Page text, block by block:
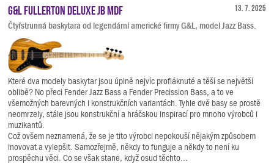
13. 7. 2025
G&L Fullerton Deluxe JB MDF
Čtyřstrunná baskytara od legendární americké firmy G&L, model Jazz Bass.
Které dva modely baskytar jsou úplně nejvíc profláknuté a těší se největší
oblibě? No přeci Fender Jazz Bass a Fender Precission Bass, a to ve
všemožných barevných i konstrukčních variantách. Tyhle dvě basy se prostě
neomrzely, stále jsou konstrukční a hráčskou inspirací pro mnoho výrobců i
muzikantů.
Což ovšem neznamená, že se je tito výrobci nepokouší nějakým způsobem
inovovat a vylepšit. Samozřejmě, někdy to funguje a někdy to není ku
prospěchu věci. Co se však stane, když osud těchto...